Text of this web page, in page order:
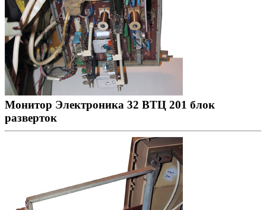
Монитор Электроника 32 ВТЦ 201 блок
разверток